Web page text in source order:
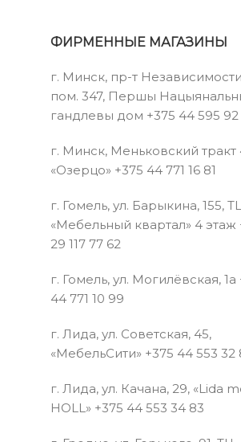
ФИРМЕННЫЕ МАГАЗИНЫ
г. Минск, пр-т
пом. 347, Першы
гандлевы дом +375 44 595 92
г. Минск, Меньковский тракт
«Озерцо» +375 44 771 16 81
г. Гомель, ул. Барыкина, 155,
«Мебельный квартал» 4 этаж
29 117 77 62
г. Гомель, ул. Могилёвская, 1а
44 771 10 99
г. Лида, ул. Советская, 45,
«МебельСити» +375 44 553 32
г. Лида, ул. Качана, 29, «Lida
HOLL» +375 44 553 34 83